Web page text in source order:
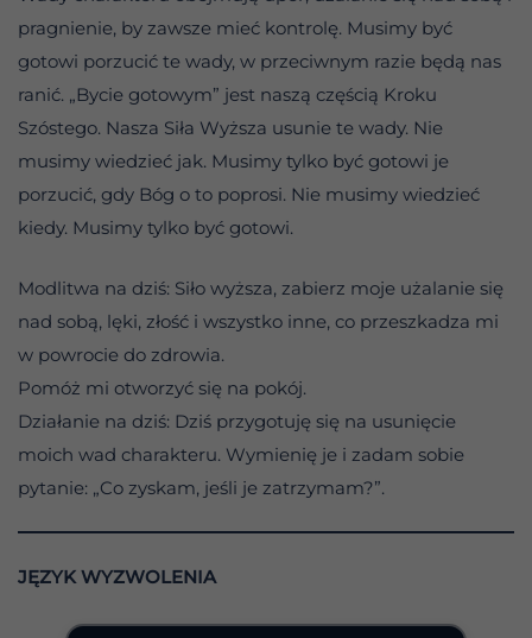
pragnienie, by zawsze mieć kontrolę. Musimy być
gotowi porzucić te wady, w przeciwnym razie będą nas
ranić. „Bycie gotowym” jest naszą częścią Kroku
Szóstego. Nasza Siła Wyższa usunie te wady. Nie
musimy wiedzieć jak. Musimy tylko być gotowi je
porzucić, gdy Bóg o to poprosi. Nie musimy wiedzieć
kiedy. Musimy tylko być gotowi.
Modlitwa na dziś: Siło wyższa, zabierz moje użalanie się
nad sobą, lęki, złość i wszystko inne, co przeszkadza mi
w powrocie do zdrowia.
Pomóż mi otworzyć się na pokój.
Działanie na dziś: Dziś przygotuję się na usunięcie
moich wad charakteru. Wymienię je i zadam sobie
pytanie: „Co zyskam, jeśli je zatrzymam?”.
JĘZYK WYZWOLENIA